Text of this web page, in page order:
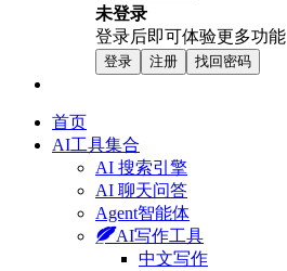
未登录
登录后即可体验更多功能
登录 注册 找回密码
首页
AI工具集合
AI 搜索引擎
AI 聊天问答
Agent智能体
AI写作工具
中文写作